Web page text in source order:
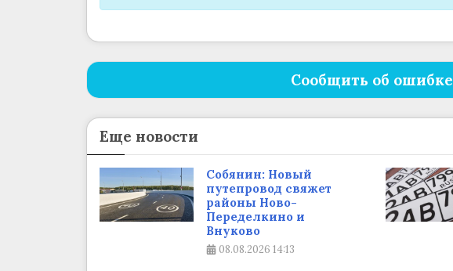
Сообщить об ошибке
Еще новости
Собянин: Новый
путепровод свяжет
районы Ново-
Переделкино и
Внуково
08.08.2026 14:13